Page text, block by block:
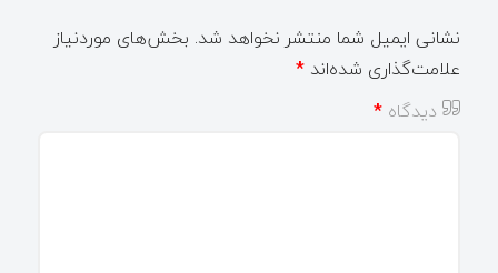
نشانی ایمیل شما منتشر نخواهد شد. بخش‌های موردنیاز
علامت‌گذاری شده‌اند *
دیدگاه *